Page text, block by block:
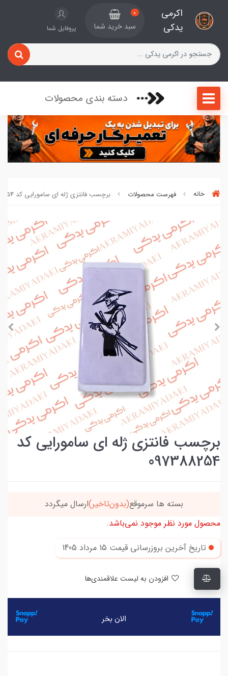
اکرمی
یدکی
0
سبد خرید شما پروفایل شما
دسته بندی محصولات
خانه فهرست محصولات برچسب فانتزی ژله ای سامورایی کد 097388254
برچسب فانتزی ژله ای سامورایی کد
097388254
خریدتو به5میلیون
برسون،ارسالت‌رایگانه
محصول مورد نظر موجود نمی‌باشد.
تاریخ آخرین بروزرسانی قیمت 15 مرداد 1405